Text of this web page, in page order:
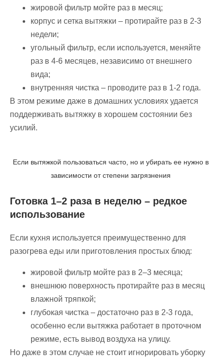
жировой фильтр мойте раз в месяц;
корпус и сетка вытяжки – протирайте раз в 2-3
недели;
угольный фильтр, если используется, меняйте
раз в 4-6 месяцев, независимо от внешнего
вида;
внутренняя чистка – проводите раз в 1-2 года.
В этом режиме даже в домашних условиях удается
поддерживать вытяжку в хорошем состоянии без
усилий.
Если вытяжкой пользоваться часто, но и убирать ее нужно в
зависимости от степени загрязнения
Готовка 1–2 раза в неделю – редкое
использование
Если кухня используется преимущественно для
разогрева еды или приготовления простых блюд:
жировой фильтр мойте раз в 2–3 месяца;
внешнюю поверхность протирайте раз в месяц
влажной тряпкой;
глубокая чистка – достаточно раз в 2-3 года,
особенно если вытяжка работает в проточном
режиме, есть вывод воздуха на улицу.
Но даже в этом случае не стоит игнорировать уборку